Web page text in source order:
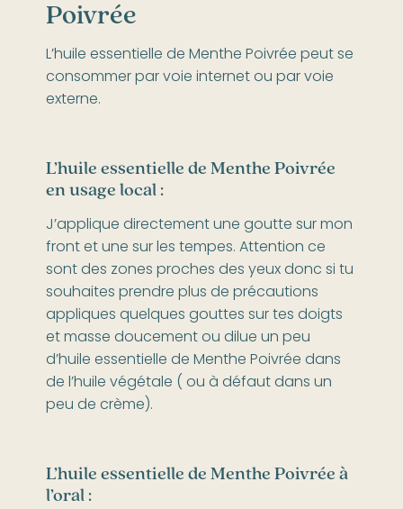
Poivrée
L’huile essentielle de Menthe Poivrée peut se
consommer par voie internet ou par voie
externe.
L’huile essentielle de Menthe Poivrée
en usage local :
J’applique directement une goutte sur mon
front et une sur les tempes. Attention ce
sont des zones proches des yeux donc si tu
souhaites prendre plus de précautions
appliques quelques gouttes sur tes doigts
et masse doucement ou dilue un peu
d’huile essentielle de Menthe Poivrée dans
de l’huile végétale ( ou à défaut dans un
peu de crème).
L’huile essentielle de Menthe Poivrée à
l’oral :